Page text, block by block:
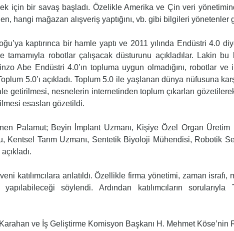
için bir savaş başladı. Özelikle Amerika ve Çin veri
hangi mağazan alışveriş yaptığını, vb. gibi bilgileri yönetenler
kaptırınca bir hamle yaptı ve 2011 yılında Endüstri 4.0
tamamıyla robotlar çalışacak düsturunu açıkladılar. Lakin
Abe Endüstri 4.0’ın topluma uygun olmadığını, robotlar
5.0’ı açıkladı. Toplum 5.0 ile yaşlanan dünya nüfusuna
getirilmesi, nesnelerin internetinden toplum çıkarları
esasları gözetildi.
Palamut; Beyin İmplant Uzmanı, Kişiye Özel Organ Üretim
Kentsel Tarım Uzmanı, Sentetik Biyoloji Mühendisi, Robotik
katılımcılara anlatıldı. Özellikle firma yönetimi, zaman
söylendi. Ardından katılımcıların
ve İş Geliştirme Komisyon Başkanı H. Mehmet